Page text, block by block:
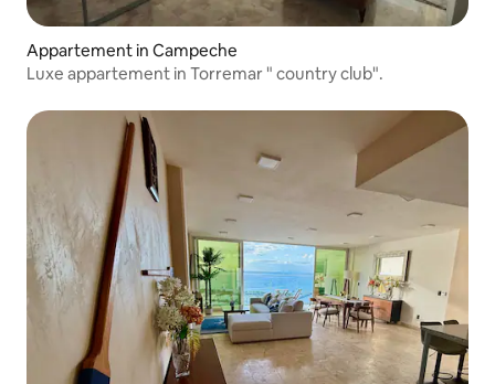
Appartement in Campeche
Luxe appartement in Torremar " country club".